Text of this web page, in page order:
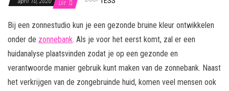
Uit
Bij een zonnestudio kun je een gezonde bruine kleur ontwikkelen
onder de zonnebank. Als je voor het eerst komt, zal er een
huidanalyse plaatsvinden zodat je op een gezonde en
verantwoorde manier gebruik kunt maken van de zonnebank. Naast
het verkrijgen van de zongebruinde huid, komen veel mensen ook